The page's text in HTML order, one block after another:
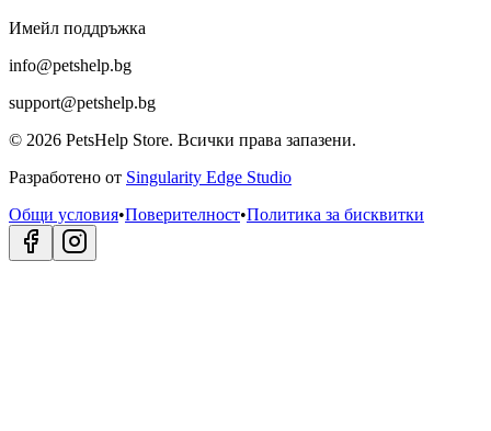
Имейл поддръжка
info@petshelp.bg
support@petshelp.bg
© 2026 PetsHelp Store. Всички права запазени.
Разработено от Singularity Edge Studio
Общи условия•Поверителност•Политика за бисквитки